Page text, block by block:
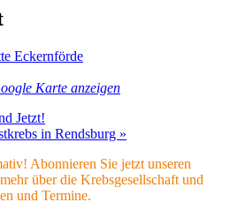
Eckernförde
Karte anzeigen
Jetzt!
in Rendsburg »
Abonnieren Sie jetzt unseren
über die Krebsgesellschaft und
und Termine.